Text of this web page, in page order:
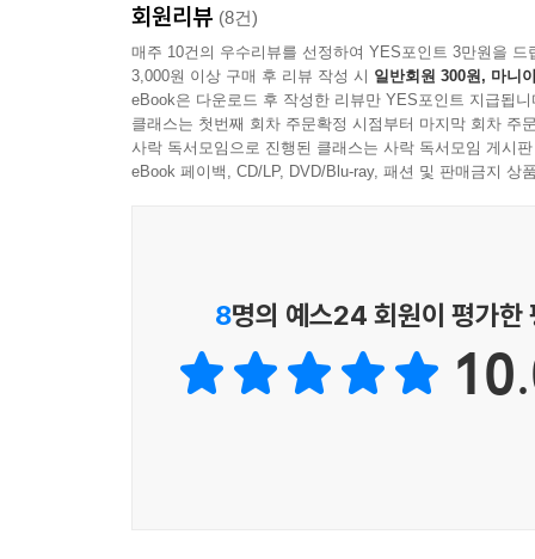
(1) 카드 이미지
멀리 보이는 성은 불타고 있고, 폐허가 되어 버린
다. 날카로운 칼을 곧게 세우고 방패로 무장한
오로지 앞을 향해서 나아가고 있다. 전쟁에서 반
움이기에 한 발짝도 뒤로 물러설 수가 없다.
· 적극적이고 행동이 빠르다
· 활동성과 추진력이 강하다
호소한다. 심볼론 카드는 내담자의 심리적인 불편
볼 수 없는 디테일하고 미묘한 심리적인 양상을 심
심불론 카드는 내담자의 심리적인 불편감을 해소하
함께 방향성을 찾아가기에 최적화되어 있는 타로
심볼론은 독일의 심리학자 피터 오번(Peter
이 카드의 구조적인 틀은 별자리와 행성의 조
콤플렉스의 핵심을 이루는 원형의 유형(페르소
기반에 융합하여 심볼론 카드에 투사함으로써
회원리뷰 (8건)
매주 10건의 우수리뷰를 선정하여 YES포인트 3만원을 드
3,000원 이상 구매 후 리뷰 작성 시 일반회원 300원, 마니
eBook은 다운로드 후 작성한 리뷰만 YES포인트 지급됩니
클래스는 첫번째 회차 주문확정 시점부터 마지막 회차 주
사락 독서모임으로 진행된 클래스는 사락 독서모임 게시
eBook 페이백, CD/LP, DVD/Blu-ray, 패션 및 판매금지 상
8명의 예스24 회원이 평가한